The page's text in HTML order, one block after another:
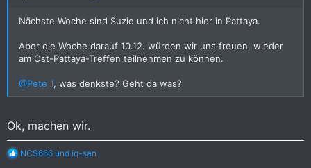
Nächste Woche sind Suzie und ich nicht hier in Pattaya.
Aber die Woche darauf 10.12. würden wir uns freuen, wieder
am Ost-Pattaya-Treffen teilnehmen zu können.
@Pete 1, was denkste? Geht da was?
Ok, machen wir.
R
NCS666 und iq-san